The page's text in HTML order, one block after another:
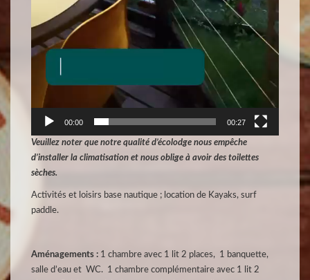
00:00 00:27
Veuillez noter que notre qualité d’écolodge nous empêche
d’installer la climatisation et nous oblige à avoir des toilettes
sèches.
Activités et loisirs base nautique ; location de Kayaks, surf
paddle.
Aménagements : 1 chambre avec 1 lit 2 places, 1 banquette,
salle d’eau et WC. 1 chambre complémentaire avec 1 lit 2